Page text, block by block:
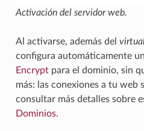
Activación del servidor web.
Al activarse, además del
configura automáticamente
Encryptpara el dominio, sin
más: las conexiones a tu web
consultar más detalles sobre
Dominios.